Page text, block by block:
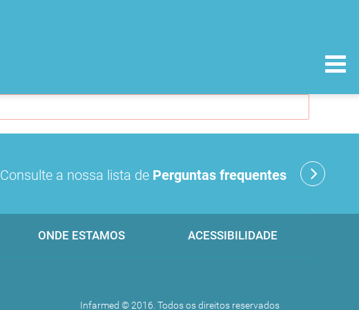
Consulte a nossa lista de Perguntas frequentes
ONDE ESTAMOS ACESSIBILIDADE
Infarmed © 2016. Todos os direitos reservados